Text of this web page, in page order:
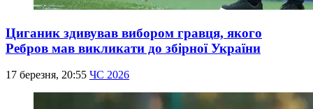
Циганик здивував вибором гравця, якого
Ребров мав викликати до збірної України
17 березня, 20:55 ЧС 2026